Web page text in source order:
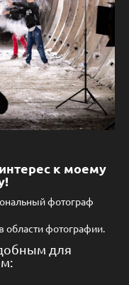
к моему
фотограф
фотографии.
для